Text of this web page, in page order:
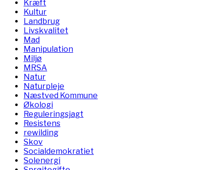
Kræft
Kultur
Landbrug
Livskvalitet
Mad
Manipulation
Miljø
MRSA
Natur
Naturpleje
Næstved Kommune
Økologi
Reguleringsjagt
Resistens
rewilding
Skov
Socialdemokratiet
Solenergi